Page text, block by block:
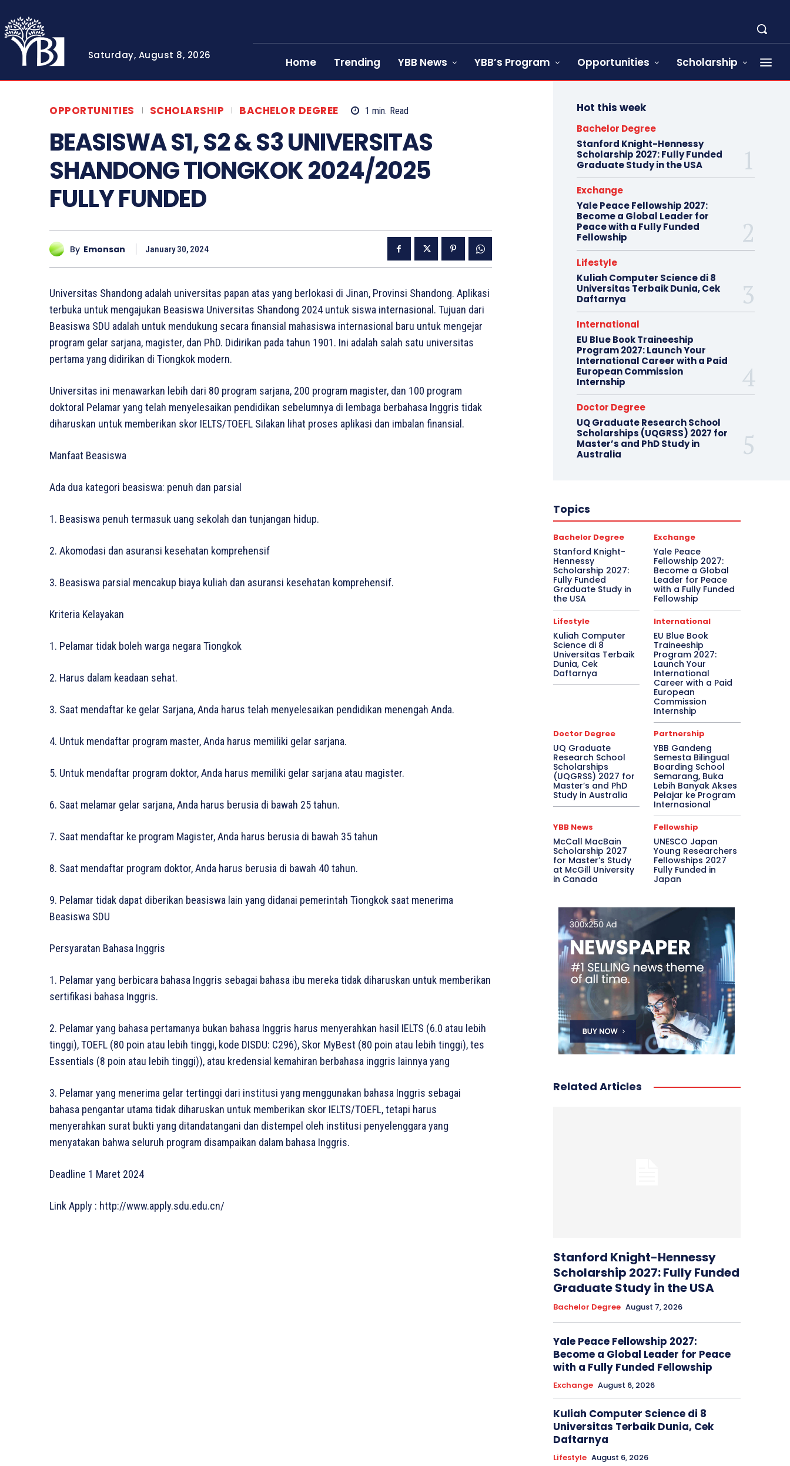
Saturday, August 8, 2026
Home Trending YBB News YBB’s Program Opportunities Scholarship
OPPORTUNITIES SCHOLARSHIP BACHELOR DEGREE 1 min. Read
BEASISWA S1, S2 & S3 UNIVERSITAS
SHANDONG TIONGKOK 2024/2025
FULLY FUNDED
By Emonsan January 30, 2024
Universitas Shandong adalah universitas papan atas yang berlokasi di Jinan, Provinsi Shandong. Aplikasi
terbuka untuk mengajukan Beasiswa Universitas Shandong 2024 untuk siswa internasional. Tujuan dari
Beasiswa SDU adalah untuk mendukung secara finansial mahasiswa internasional baru untuk mengejar
program gelar sarjana, magister, dan PhD. Didirikan pada tahun 1901. Ini adalah salah satu universitas
pertama yang didirikan di Tiongkok modern.
Universitas ini menawarkan lebih dari 80 program sarjana, 200 program magister, dan 100 program
doktoral Pelamar yang telah menyelesaikan pendidikan sebelumnya di lembaga berbahasa Inggris tidak
diharuskan untuk memberikan skor IELTS/TOEFL Silakan lihat proses aplikasi dan imbalan finansial.
Manfaat Beasiswa
Ada dua kategori beasiswa: penuh dan parsial
1. Beasiswa penuh termasuk uang sekolah dan tunjangan hidup.
2. Akomodasi dan asuransi kesehatan komprehensif
3. Beasiswa parsial mencakup biaya kuliah dan asuransi kesehatan komprehensif.
Kriteria Kelayakan
1. Pelamar tidak boleh warga negara Tiongkok
2. Harus dalam keadaan sehat.
3. Saat mendaftar ke gelar Sarjana, Anda harus telah menyelesaikan pendidikan menengah Anda.
4. Untuk mendaftar program master, Anda harus memiliki gelar sarjana.
5. Untuk mendaftar program doktor, Anda harus memiliki gelar sarjana atau magister.
6. Saat melamar gelar sarjana, Anda harus berusia di bawah 25 tahun.
7. Saat mendaftar ke program Magister, Anda harus berusia di bawah 35 tahun
8. Saat mendaftar program doktor, Anda harus berusia di bawah 40 tahun.
9. Pelamar tidak dapat diberikan beasiswa lain yang didanai pemerintah Tiongkok saat menerima
Beasiswa SDU
Persyaratan Bahasa Inggris
1. Pelamar yang berbicara bahasa Inggris sebagai bahasa ibu mereka tidak diharuskan untuk memberikan
sertifikasi bahasa Inggris.
2. Pelamar yang bahasa pertamanya bukan bahasa Inggris harus menyerahkan hasil IELTS (6.0 atau lebih
tinggi), TOEFL (80 poin atau lebih tinggi, kode DISDU: C296), Skor MyBest (80 poin atau lebih tinggi), tes
Essentials (8 poin atau lebih tinggi)), atau kredensial kemahiran berbahasa inggris lainnya yang
3. Pelamar yang menerima gelar tertinggi dari institusi yang menggunakan bahasa Inggris sebagai
bahasa pengantar utama tidak diharuskan untuk memberikan skor IELTS/TOEFL, tetapi harus
menyerahkan surat bukti yang ditandatangani dan distempel oleh institusi penyelenggara yang
menyatakan bahwa seluruh program disampaikan dalam bahasa Inggris.
Deadline 1 Maret 2024
Link Apply : http://www.apply.sdu.edu.cn/
Hot this week
Bachelor Degree
Stanford Knight-Hennessy
Scholarship 2027: Fully Funded
Graduate Study in the USA
Exchange
Yale Peace Fellowship 2027:
Become a Global Leader for
Peace with a Fully Funded
Fellowship
Lifestyle
Kuliah Computer Science di 8
Universitas Terbaik Dunia, Cek
Daftarnya
International
EU Blue Book Traineeship
Program 2027: Launch Your
International Career with a Paid
European Commission
Internship
Doctor Degree
UQ Graduate Research School
Scholarships (UQGRSS) 2027 for
Master’s and PhD Study in
Australia
Topics
Bachelor Degree
Stanford Knight-
Hennessy
Scholarship 2027:
Fully Funded
Graduate Study in
the USA
Exchange
Yale Peace
Fellowship 2027:
Become a Global
Leader for Peace
with a Fully Funded
Fellowship
Lifestyle
Kuliah Computer
Science di 8
Universitas Terbaik
Dunia, Cek
Daftarnya
International
EU Blue Book
Traineeship
Program 2027:
Launch Your
International
Career with a Paid
European
Commission
Internship
Doctor Degree
UQ Graduate
Research School
Scholarships
(UQGRSS) 2027 for
Master’s and PhD
Study in Australia
Partnership
YBB Gandeng
Semesta Bilingual
Boarding School
Semarang, Buka
Lebih Banyak Akses
Pelajar ke Program
Internasional
YBB News
McCall MacBain
Scholarship 2027
for Master’s Study
at McGill University
in Canada
Fellowship
UNESCO Japan
Young Researchers
Fellowships 2027
Fully Funded in
Japan
Related Articles
Stanford Knight-Hennessy
Scholarship 2027: Fully Funded
Graduate Study in the USA
Bachelor Degree August 7, 2026
Yale Peace Fellowship 2027:
Become a Global Leader for Peace
with a Fully Funded Fellowship
Exchange August 6, 2026
Kuliah Computer Science di 8
Universitas Terbaik Dunia, Cek
Daftarnya
Lifestyle August 6, 2026